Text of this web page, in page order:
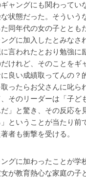
ャングにも関わってい
状態だった。そういう
同年代の女の子ととも
グに加入したとみなさ
言われたとおり勉強に
けれど、そのことをギ
良い成績取ってんの？
ったらお父さんに叱ら
そのリーダーは「子ど
」と驚き、その反応を
ということが当たり前
者も衝撃を受ける。
グに加わったことが学
が教育熱心な家庭の子